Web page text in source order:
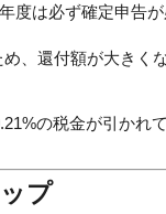
度は必ず確定申告
、還付額が大きく
の税金が引かれ
プ